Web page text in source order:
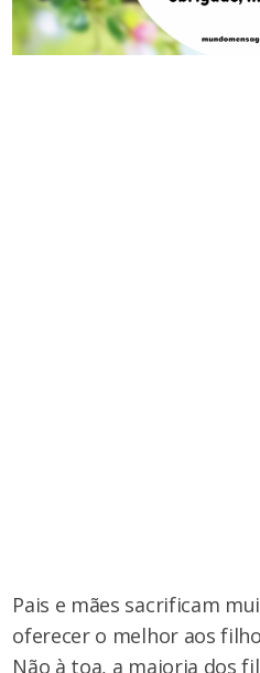
Pais e mães sacrificam
oferecer o melhor aos
Não à toa, a maioria dos